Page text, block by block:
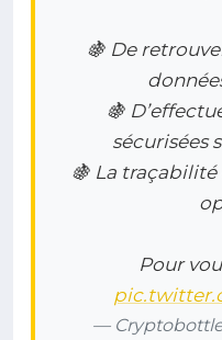
🍇 De
🍇
sécurisées
🍇 La
Pour
—